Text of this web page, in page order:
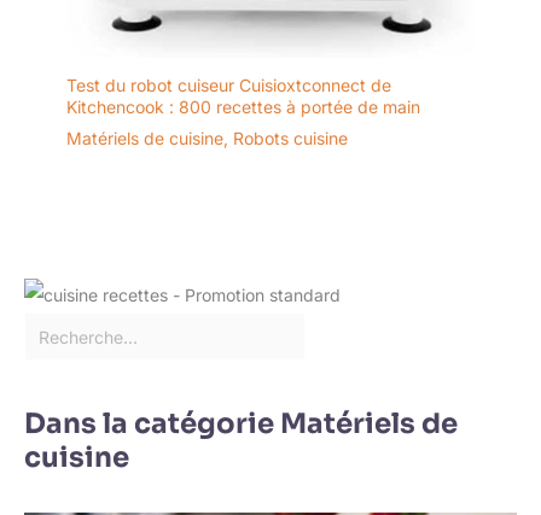
Test du robot cuiseur Cuisioxtconnect de
Kitchencook : 800 recettes à portée de main
Matériels de cuisine, Robots cuisine
Dans la catégorie Matériels de
cuisine